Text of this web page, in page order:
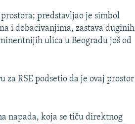
predstavljao je simbol
i dobacivanjima, zastava duginih
ulica u Beogradu još od
za RSE podsetio da je ovaj prostor
napada, koja se tiču direktnog